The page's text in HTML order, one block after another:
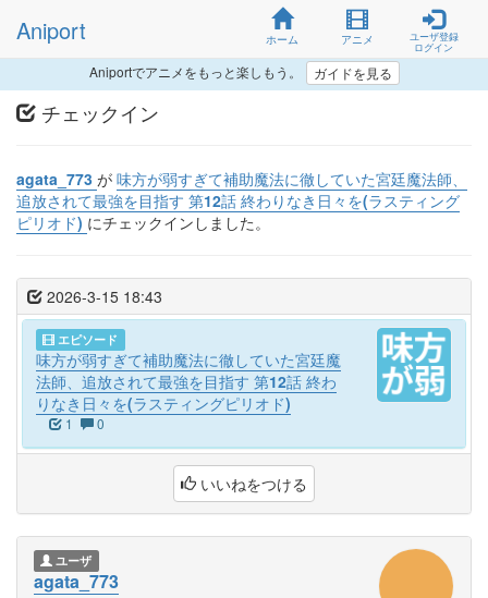
Aniport ホーム アニメ
ユーザ登録
ログイン
Aniportでアニメをもっと楽しもう。 ガイドを見る
チェックイン
agata_773 が 味方が弱すぎて補助魔法に徹していた宮廷魔法師、
追放されて最強を目指す 第12話 終わりなき日々を(ラスティング
ピリオド) にチェックインしました。
2026-3-15 18:43
エピソード
味方が弱すぎて補助魔法に徹していた宮廷魔
法師、追放されて最強を目指す 第12話 終わ
りなき日々を(ラスティングピリオド)
1 0
いいねをつける
ユーザ
agata_773